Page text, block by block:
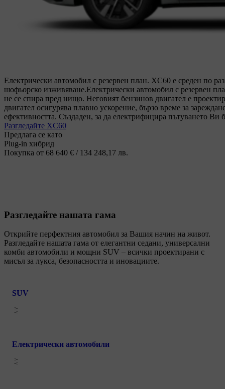
Електрически автомобил с резервен план. XC60 е среден по
шофьорско изживяване.Електрически автомобил с резервен
не се спира пред нищо. Неговият бензинов двигател е
двигател осигурява плавно ускорение, бързо време за
ефективността. Създаден, за да електрифицира пътуването Ви
Разгледайте XC60
Предлага се като
Plug-in хибрид
Покупка от 68 640 € / 134 248,17 лв.
Разгледайте нашата гама
Открийте перфектния автомобил за Вашия начин на живот.
Разгледайте нашата гама от елегантни седани, универсални
комби автомобили и мощни SUV – всички проектирани с
мисъл за лукса, безопасността и иновациите.
SUV
Електрически автомобили